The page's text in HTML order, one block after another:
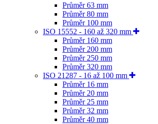
Průměr 63 mm
Průměr 80 mm
Průměr 100 mm
ISO 15552 - 160 až 320 mm
Průměr 160 mm
Průměr 200 mm
Průměr 250 mm
Průměr 320 mm
ISO 21287 - 16 až 100 mm
Průměr 16 mm
Průměr 20 mm
Průměr 25 mm
Průměr 32 mm
Průměr 40 mm